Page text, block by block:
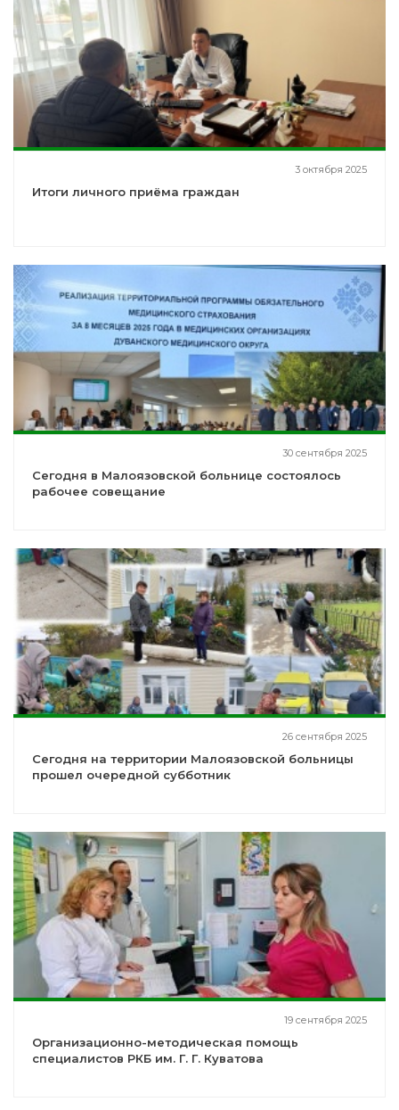
3 октября 2025
Итоги личного приёма граждан
30 сентября 2025
Сегодня в Малоязовской больнице состоялось
рабочее совещание
26 сентября 2025
Сегодня на территории Малоязовской больницы
прошел очередной субботник
19 сентября 2025
Организационно-методическая помощь
специалистов РКБ им. Г. Г. Куватова